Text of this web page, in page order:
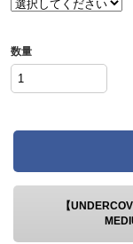
数量
【